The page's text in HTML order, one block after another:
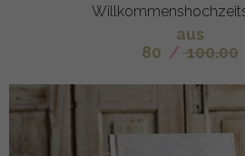
aus
80 / 100.00